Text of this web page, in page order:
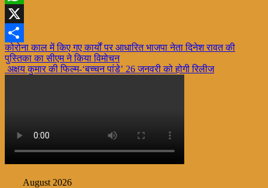
WhatsApp
X
Share
Post
navigation
कोरोना काल में किए गए कार्यों पर आधारित भाजपा नेता दिनेश रावत की
पुस्तिका का सीएम ने किया विमोचन
अक्षय कुमार की फिल्म-‘बच्चन पांडे’ 26 जनवरी को होगी रिलीज
August 2026